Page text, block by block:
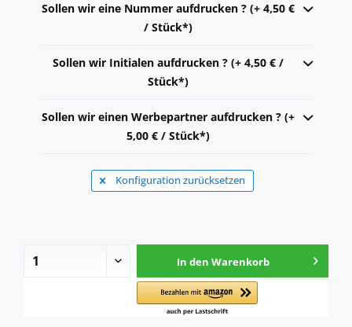
Sollen wir eine Nummer aufdrucken ? (+ 4,50 €
/ Stück*)
Sollen wir Initialen aufdrucken ? (+ 4,50 € /
Stück*)
Sollen wir einen Werbepartner aufdrucken ? (+
5,00 € / Stück*)
Konfiguration zurücksetzen
In den Warenkorb